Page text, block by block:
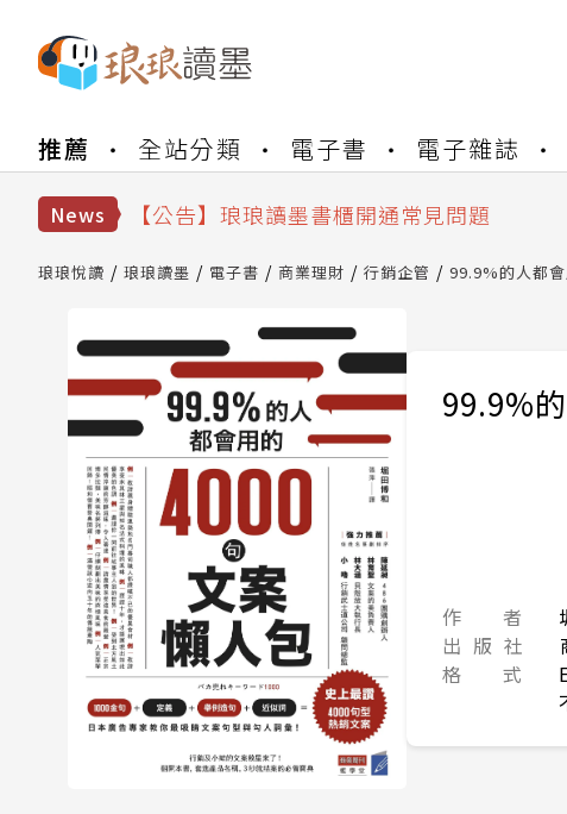
推薦 全站分類 電子書 電子雜誌
News
【公告】琅琅讀墨數位閱讀資產合併與書
【公告】琅琅讀墨 3 分鐘完成書櫃開通與資
【公告】琅琅讀墨數位閱讀資產合併與書櫃
琅琅悅讀 琅琅讀墨 電子書 商業理財 行銷企管 99.9%的人都
99.9%
作 者
出 版 社
格 式